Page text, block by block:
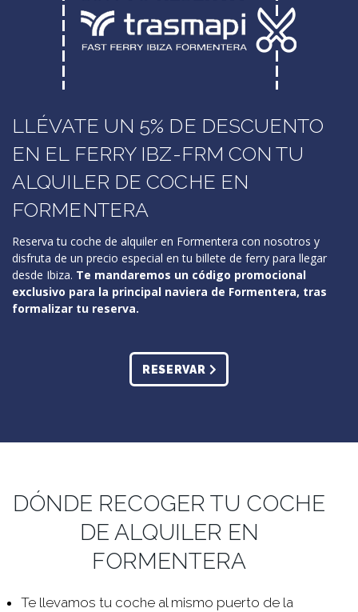
LLÉVATE UN 5% DE DESCUENTO
EN EL FERRY IBZ-FRM CON TU
ALQUILER DE COCHE EN
FORMENTERA
Reserva tu coche de alquiler en Formentera con nosotros y
disfruta de un precio especial en tu billete de ferry para llegar
desde Ibiza. Te mandaremos un código promocional
exclusivo para la principal naviera de Formentera, tras
formalizar tu reserva.
RESERVAR
DÓNDE RECOGER TU COCHE
DE ALQUILER EN
FORMENTERA
Te llevamos tu coche al mismo puerto de la